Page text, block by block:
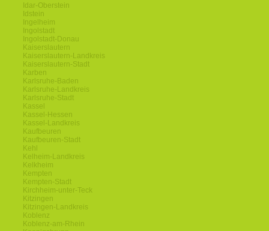
Idar-Oberstein
Idstein
Ingelheim
Ingolstadt
Ingolstadt-Donau
Kaiserslautern
Kaiserslautern-Landkreis
Kaiserslautern-Stadt
Karben
Karlsruhe-Baden
Karlsruhe-Landkreis
Karlsruhe-Stadt
Kassel
Kassel-Hessen
Kassel-Landkreis
Kaufbeuren
Kaufbeuren-Stadt
Kehl
Kelheim-Landkreis
Kelkheim
Kempten
Kempten-Stadt
Kirchheim-unter-Teck
Kitzingen
Kitzingen-Landkreis
Koblenz
Koblenz-am-Rhein